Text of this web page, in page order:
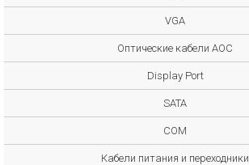
VGA
Оптические кабели AOC
Display Port
SATA
COM
Кабели питания и переходники